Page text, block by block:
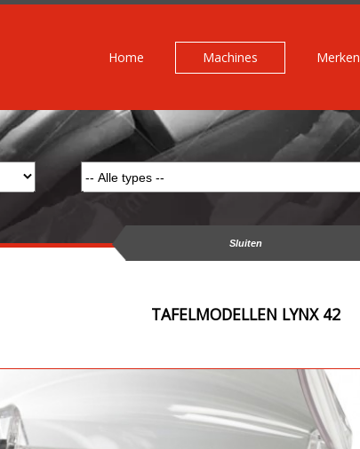
Home Machines Merken
Sluiten
TAFELMODELLEN LYNX 42